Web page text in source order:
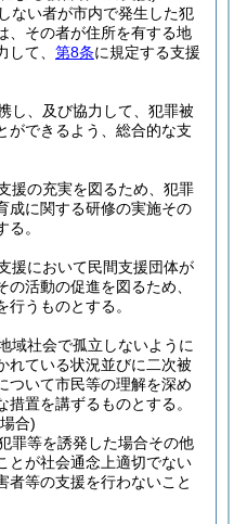
ない者が市内で発生した犯
、その者が住所を有する地
て、 第8条に規定する支援
し、及び協力して、犯罪被
ができるよう、総合的な支
援の充実を図るため、犯罪
成に関する研修の実施その
。
援において民間支援団体が
活動の促進を図るため、
うものとする。
域社会で孤立しないように
れている状況並びに二次被
ついて市民等の理解を深め
置を講ずるものとする。
合)
罪等を誘発した場合その他
とが社会通念上適切でない
者等の支援を行わないこと